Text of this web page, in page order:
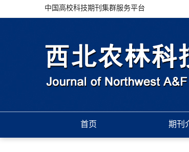
中国高校科技期刊集群服务平台
首页 期刊